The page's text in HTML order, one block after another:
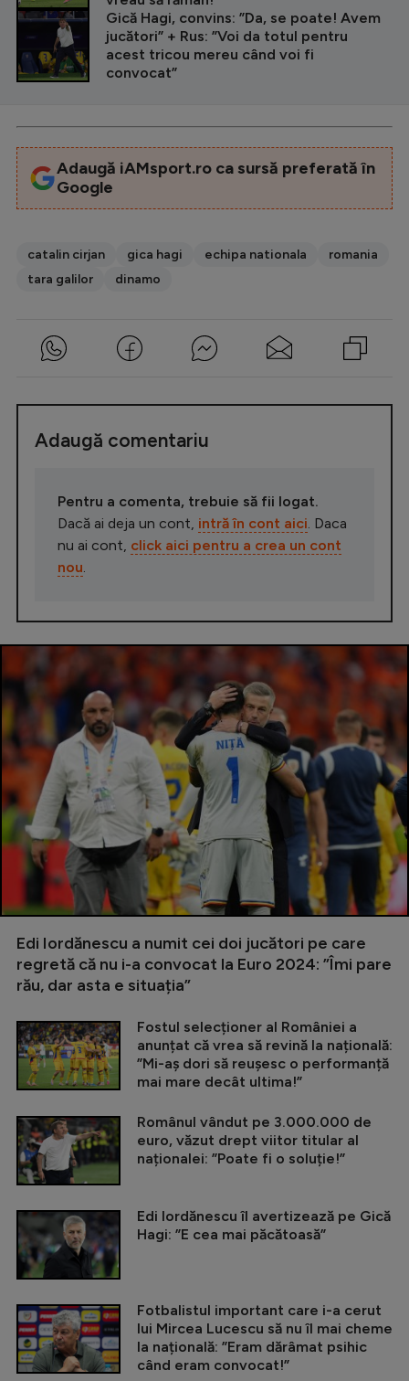
Gică Hagi, convins: ”Da, se poate! Avem
jucători” + Rus: ”Voi da totul pentru
acest tricou mereu când voi fi
convocat”
Adaugă iAMsport.ro ca sursă preferată în
Google
catalin cirjan gica hagi echipa nationala
romania
tara galilor
dinamo
Adaugă comentariu
Pentru a comenta, trebuie să fii logat.
Dacă ai deja un cont, intră în cont aici . Daca
nu ai cont, click aici pentru a crea un cont
nou
Edi Iordănescu a numit cei doi jucători pe care
regretă că nu i-a convocat la Euro 2024: ”Îmi pare
rău, dar asta e situația”
Fostul selecționer al României a
anunțat că vrea să revină la națională:
”Mi-aș dori să reușesc o performanță
mai mare decât ultima!”
Românul vândut pe 3.000.000 de
euro, văzut drept viitor titular al
naționalei: ”Poate fi o soluție!”
Edi Iordănescu îl avertizează pe Gică
Hagi: ”E cea mai păcătoasă”
Fotbalistul important care i-a cerut
lui Mircea Lucescu să nu îl mai cheme
la națională: ”Eram dărâmat psihic
când eram convocat!”